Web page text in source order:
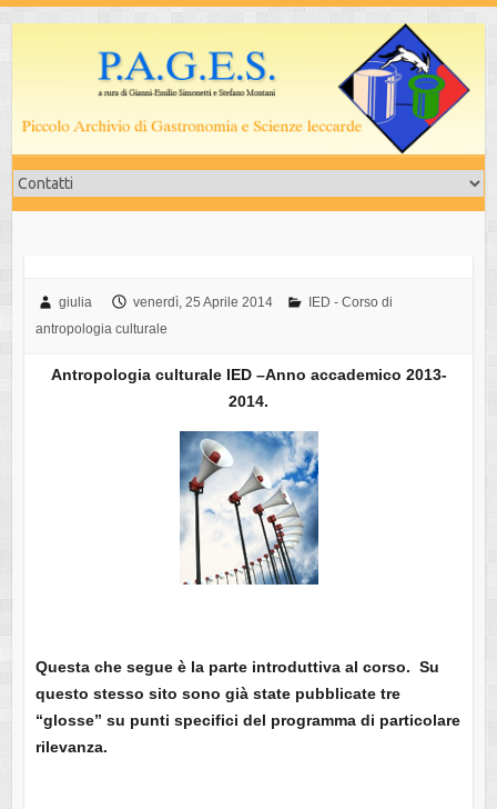
giulia venerdì, 25 Aprile 2014
IED - Corso di
antropologia culturale
Antropologia culturale IED –Anno accademico 2013-
2014.
Questa che segue è la parte introduttiva al corso. Su
questo stesso sito sono già state pubblicate tre
“glosse” su punti specifici del programma di particolare
rilevanza.